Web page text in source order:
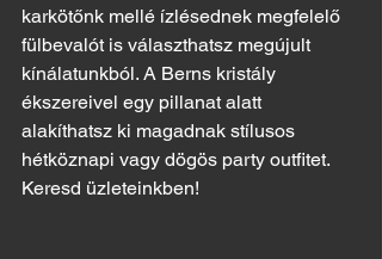
karkötőnk mellé ízlésednek megfelelő
fülbevalót is választhatsz megújult
kínálatunkból. A Berns kristály
ékszereivel egy pillanat alatt
alakíthatsz ki magadnak stílusos
hétköznapi vagy dögös party outfitet.
Keresd üzleteinkben!